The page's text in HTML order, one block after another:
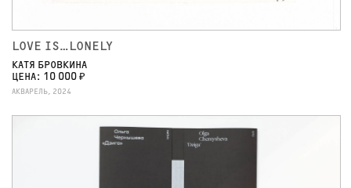
LOVE IS…LONELY
КАТЯ БРОВКИНА
ЦЕНА: 10 000 ₽
АКВАРЕЛЬ, 2024